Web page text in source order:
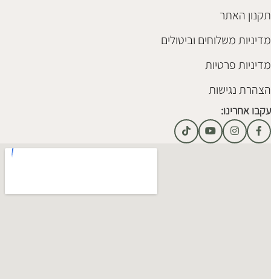
תקנון האתר
מדיניות משלוחים וביטולים
מדיניות פרטיות
הצהרת נגישות
עקבו אחרינו: